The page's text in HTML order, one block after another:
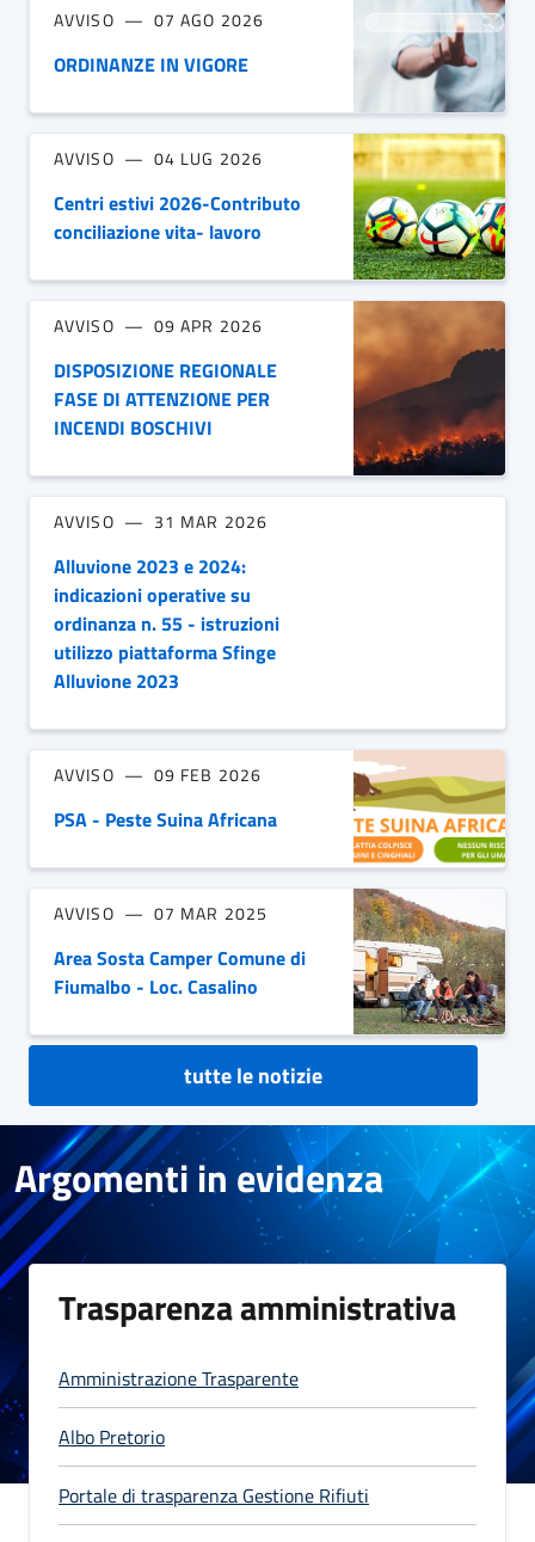
AVVISO 07 AGO 2026
ORDINANZE IN VIGORE
AVVISO 04 LUG 2026
Centri estivi 2026-Contributo
conciliazione vita- lavoro
AVVISO 09 APR 2026
DISPOSIZIONE REGIONALE
FASE DI ATTENZIONE PER
INCENDI BOSCHIVI
AVVISO 31 MAR 2026
Alluvione 2023 e 2024:
indicazioni operative su
ordinanza n. 55 - istruzioni
utilizzo piattaforma Sfinge
Alluvione 2023
AVVISO 09 FEB 2026
PSA - Peste Suina Africana
AVVISO 07 MAR 2025
Area Sosta Camper Comune di
Fiumalbo - Loc. Casalino
tutte le notizie
Argomenti in evidenza
Trasparenza amministrativa
Amministrazione Trasparente
Albo Pretorio
Portale di trasparenza Gestione Rifiuti